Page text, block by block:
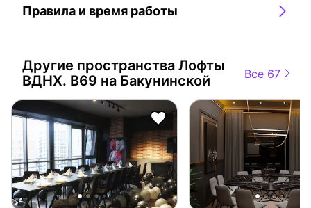
Правила и время работы
Другие пространства Лофты
ВДНХ. B69 на Бакунинской
Все 67